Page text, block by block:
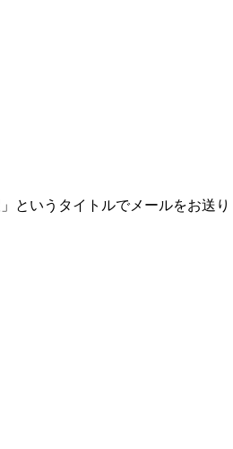
というタイトルでメールをお送り